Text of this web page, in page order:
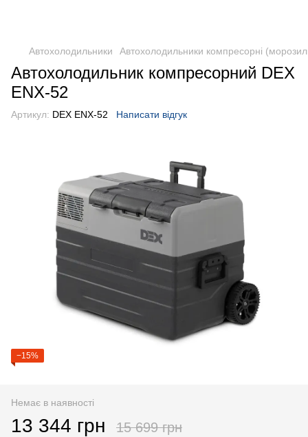
Автохолодильники Автохолодильники компресорні
Автохолодильник компресорний DEX
ENX-52
Артикул: DEX ENX-52 Написати відгук
−15%
Немає в наявності
13 344 грн 15 699 грн